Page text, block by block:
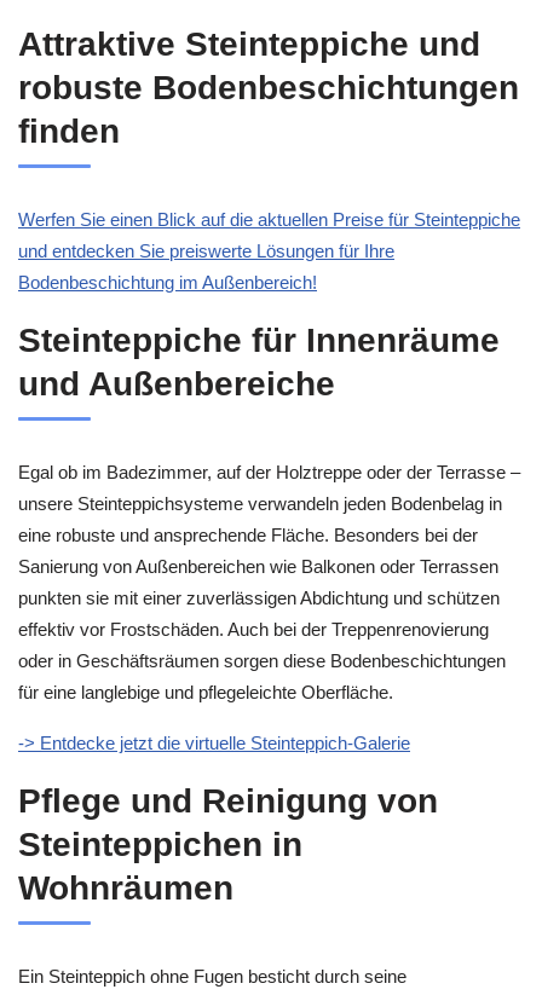
Attraktive Steinteppiche und
robuste Bodenbeschichtungen
finden
Werfen Sie einen Blick auf die aktuellen Preise für Steinteppiche
und entdecken Sie preiswerte Lösungen für Ihre
Bodenbeschichtung im Außenbereich!
Steinteppiche für Innenräume
und Außenbereiche
Egal ob im Badezimmer, auf der Holztreppe oder der Terrasse –
unsere Steinteppichsysteme verwandeln jeden Bodenbelag in
eine robuste und ansprechende Fläche. Besonders bei der
Sanierung von Außenbereichen wie Balkonen oder Terrassen
punkten sie mit einer zuverlässigen Abdichtung und schützen
effektiv vor Frostschäden. Auch bei der Treppenrenovierung
oder in Geschäftsräumen sorgen diese Bodenbeschichtungen
für eine langlebige und pflegeleichte Oberfläche.
-> Entdecke jetzt die virtuelle Steinteppich-Galerie
Pflege und Reinigung von
Steinteppichen in
Wohnräumen
Ein Steinteppich ohne Fugen besticht durch seine